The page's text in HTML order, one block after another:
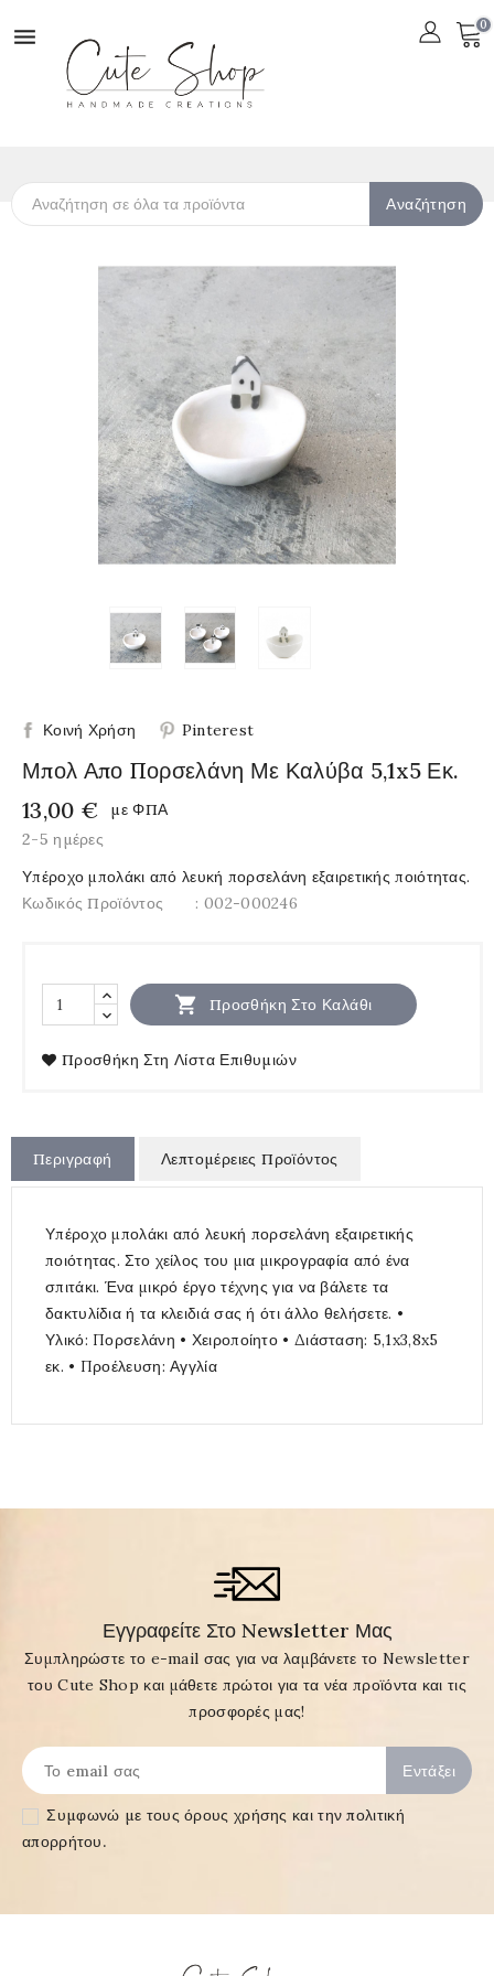
 0
Αναζήτηση
Κοινή Χρήση Pinterest
Μπολ Απο Πορσελάνη Με Καλύβα 5,1x5 Εκ.
13,00 €
με ΦΠΑ
2-5 ημέρες
Υπέροχο μπολάκι από λευκή πορσελάνη εξαιρετικής ποιότητας.
Κωδικός Προϊόντος
: 002-000246
 Προσθήκη Στο Καλάθι
Προσθήκη Στη Λίστα Επιθυμιών
Περιγραφή Λεπτομέρειες Προϊόντος
Υπέροχο μπολάκι από λευκή πορσελάνη εξαιρετικής
ποιότητας. Στο χείλος του μια μικρογραφία από ένα
σπιτάκι. Ένα μικρό έργο τέχνης για να βάλετε τα
δακτυλίδια ή τα κλειδιά σας ή ότι άλλο θελήσετε. •
Υλικό: Πορσελάνη • Χειροποίητο • Διάσταση: 5,1x3,8x5
εκ. • Προέλευση: Αγγλία
Εγγραφείτε Στο Newsletter Μας
Συμπληρώστε το e-mail σας για να λαμβάνετε το Newsletter
του Cute Shop και μάθετε πρώτοι για τα νέα προϊόντα και τις
προσφορές μας!
Συμφωνώ με τουςόρους χρήσης και την πολιτική
απορρήτου.